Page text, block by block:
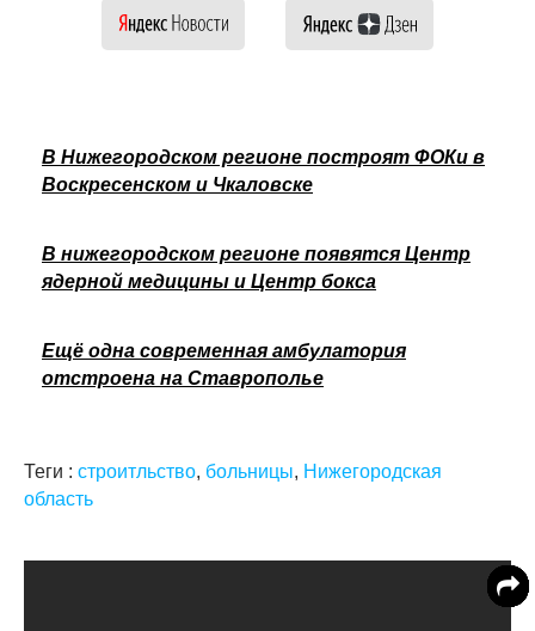
В Нижегородском регионе построят ФОКи в
Воскресенском и Чкаловске
В нижегородском регионе появятся Центр
ядерной медицины и Центр бокса
Ещё одна современная амбулатория
отстроена на Ставрополье
Теги : строитльство, больницы, Нижегородская
область